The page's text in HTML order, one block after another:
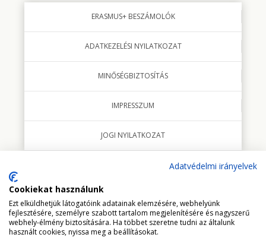
ERASMUS+ BESZÁMOLÓK
ADATKEZELÉSI NYILATKOZAT
MINŐSÉGBIZTOSÍTÁS
IMPRESSZUM
JOGI NYILATKOZAT
© 2018 minden jog fenntartva Studio Italia Kft.
Adatvédelmi irányelvek
Cookiekat használunk
Ezt elküldhetjük látogatóink adatainak elemzésére, webhelyünk
fejlesztésére, személyre szabott tartalom megjelenítésére és nagyszerű
webhely-élmény biztosítására. Ha többet szeretne tudni az általunk
használt cookies, nyissa meg a beállításokat.